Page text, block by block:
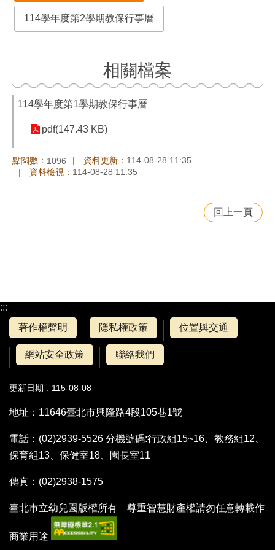
114學年度第2學期教保行事曆
相關檔案
114學年度第1學期教保行事曆
pdf(147.43 KB)
點閱數： 1096 資料更新： 114-08-28 11:35
資料檢視： 114-08-28 11:35
回上一頁
:::
著作權聲明
隱私權政策 位置與交通
網站安全政策 聯絡我們
更新日期 115-08-08
地址：11646臺北市興隆路4段105巷1號
電話：(02)2939-5526 分機號碼:行政組15~16、教務組12、
保育組13、保健室18、園長室11
傳真：(02)2938-1575
臺北市立幼兒園版權所有 尊重智慧財產權請勿任意轉載作
商業用途